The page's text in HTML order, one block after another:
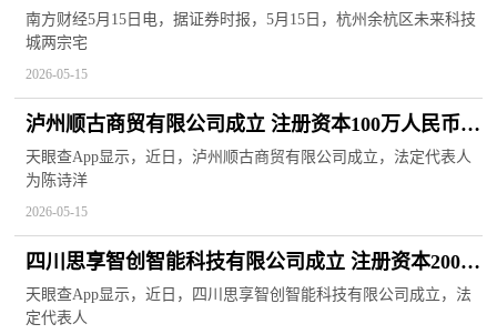
南方财经5月15日电，据证券时报，5月15日，杭州余杭区未来科技
城两宗宅
2026-05-15
泸州顺古商贸有限公司成立 注册资本100万人民币
当前热点
天眼查App显示，近日，泸州顺古商贸有限公司成立，法定代表人
为陈诗洋
2026-05-15
四川思享智创智能科技有限公司成立 注册资本200万
人民币
天眼查App显示，近日，四川思享智创智能科技有限公司成立，法
定代表人